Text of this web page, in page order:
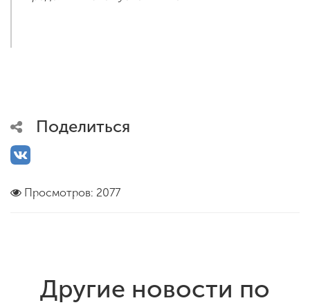
Поделиться
Просмотров: 2077
Другие новости по